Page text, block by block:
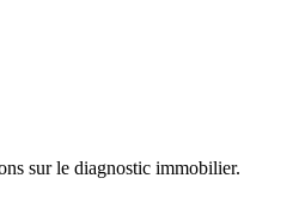
sur le diagnostic immobilier.